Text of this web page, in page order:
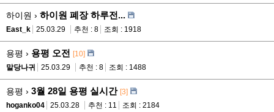
하이원 › 하이원 폐장 하루전...
East_k 25.03.29 추천 : 8 조회 : 1918
용평 › 용평 오전 [10]
말당나귀
25.03.29 추천 : 8 조회 : 1488
용평 › 3월 28일 용평 실시간 [3]
hoganko04
25.03.28 추천 : 11 조회 : 2184